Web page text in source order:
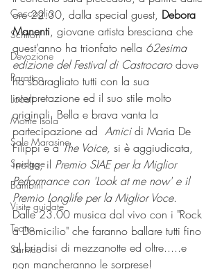
Coccaglio
Scrittori
Devozione
Paratico
Locali
Monte Isola
Sale Marasino
Spiagge
Bambini
Visite guidate
Teatro
Sarnico
ore 22.30, dalla special guest, Debora
Manenti, giovane artista bresciana che
quest’anno ha trionfato nella 62esima
edizione del Festival di Castrocaro dove
ha sbaragliato tutti con la sua
interpretazione ed il suo stile molto
originali. Bella e brava vanta la
partecipazione ad Amici di Maria De
Filippi e a The Voice, si è aggiudicata,
inoltre, il Premio SIAE per la Miglior
Performance con 'Look at me now' e il
Premio Longlife per la Miglior Voce.
Dalle 23.00 musica dal vivo con i "Rock
a Domicilio" che faranno ballare tutti fino
al brindisi di mezzanotte ed oltre.....e
non mancheranno le sorprese!